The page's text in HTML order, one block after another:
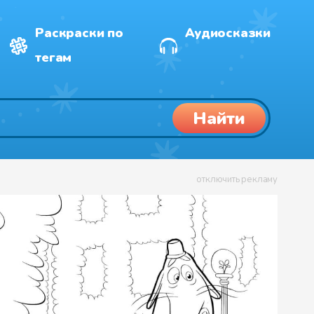
Раскраски по
тегам
Аудиосказки
Найти
отключить рекламу